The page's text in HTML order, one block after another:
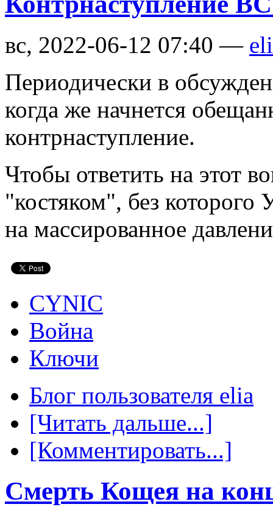
вс, 2022-06-12 07:40 —
Периодически в
когда же начнется
контрнаступление.
Чтобы ответить на этот
"костяком", без которого
на массированное
CYNIC
Война
Ключи
Блог пользователя elia
[Читать дальше...]
[Комментировать...]
Смерть Кощея на